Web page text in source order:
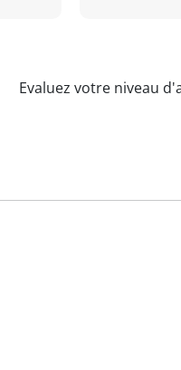
Evaluez votre niveau